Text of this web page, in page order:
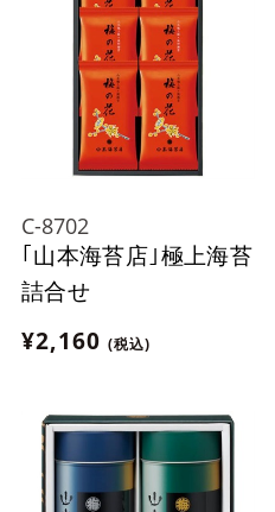
C-8702
｢山本海苔店｣極上海苔
詰合せ
¥2,160 (税込)